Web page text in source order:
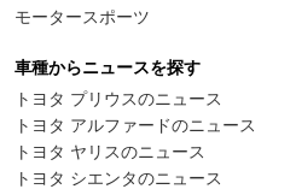
モータースポーツ
車種からニュースを探す
トヨタ プリウスのニュース
トヨタ アルファードのニュース
トヨタ ヤリスのニュース
トヨタ シエンタのニュース